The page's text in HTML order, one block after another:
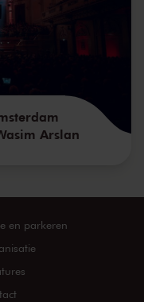
Arslan
en parkeren